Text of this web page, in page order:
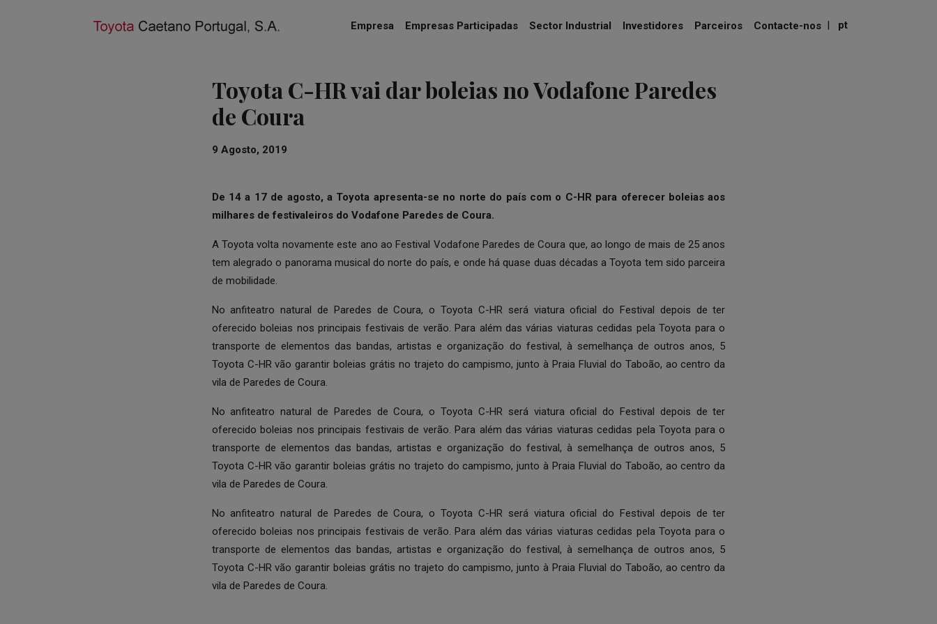
Empresa Empresas Participadas Sector Industrial Investidores Parceiros Contacte-nos | pt
Toyota C-HR vai dar boleias no Vodafone Paredes
de Coura
9 Agosto, 2019
De 14 a 17 de agosto, a Toyota apresenta-se no norte do país com o C-HR para oferecer boleias aos
milhares de festivaleiros do Vodafone Paredes de Coura.
A Toyota volta novamente este ano ao Festival Vodafone Paredes de Coura que, ao longo de mais de 25 anos
tem alegrado o panorama musical do norte do país, e onde há quase duas décadas a Toyota tem sido parceira
de mobilidade.
No anfiteatro natural de Paredes de Coura, o Toyota C-HR será viatura oficial do Festival depois de ter
oferecido boleias nos principais festivais de verão. Para além das várias viaturas cedidas pela Toyota para o
transporte de elementos das bandas, artistas e organização do festival, à semelhança de outros anos, 5
Toyota C-HR vão garantir boleias grátis no trajeto do campismo, junto à Praia Fluvial do Taboão, ao centro da
vila de Paredes de Coura.
No anfiteatro natural de Paredes de Coura, o Toyota C-HR será viatura oficial do Festival depois de ter
oferecido boleias nos principais festivais de verão. Para além das várias viaturas cedidas pela Toyota para o
transporte de elementos das bandas, artistas e organização do festival, à semelhança de outros anos, 5
Toyota C-HR vão garantir boleias grátis no trajeto do campismo, junto à Praia Fluvial do Taboão, ao centro da
vila de Paredes de Coura.
No anfiteatro natural de Paredes de Coura, o Toyota C-HR será viatura oficial do Festival depois de ter
oferecido boleias nos principais festivais de verão. Para além das várias viaturas cedidas pela Toyota para o
transporte de elementos das bandas, artistas e organização do festival, à semelhança de outros anos, 5
Toyota C-HR vão garantir boleias grátis no trajeto do campismo, junto à Praia Fluvial do Taboão, ao centro da
vila de Paredes de Coura.